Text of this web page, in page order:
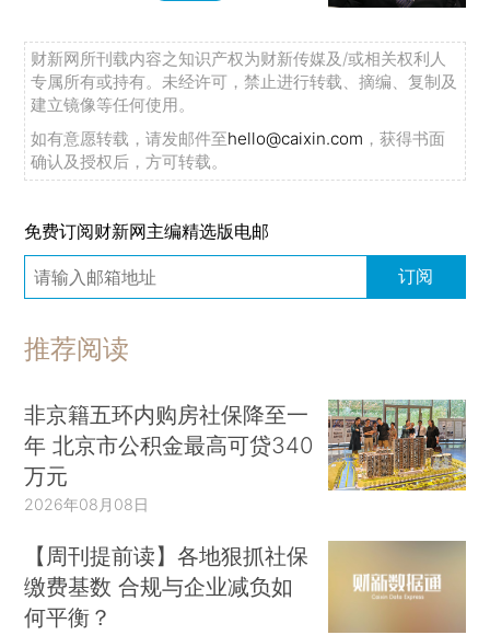
财新网所刊载内容之知识产权为财新传媒及/或相关权利人
专属所有或持有。未经许可，禁止进行转载、摘编、复制及
建立镜像等任何使用。
如有意愿转载，请发邮件至hello@caixin.com ，获得书面
确认及授权后，方可转载。
免费订阅财新网主编精选版电邮
订阅
推荐阅读
非京籍五环内购房社保降至一
年 北京市公积金最高可贷340
万元
2026年08月08日
【周刊提前读】各地狠抓社保
缴费基数 合规与企业减负如
何平衡？